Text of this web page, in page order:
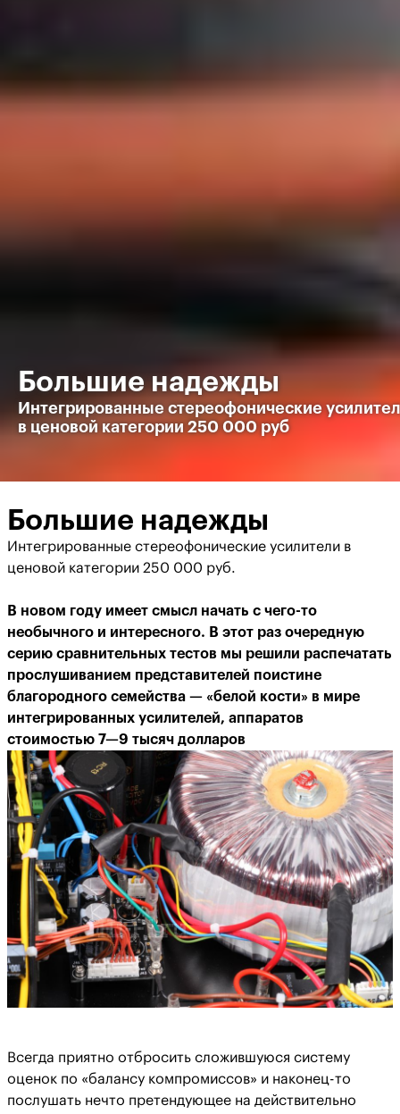
Большие надежды
Интегрированные стереофонические
в ценовой категории 250 000 руб
Большие надежды
Интегрированные стереофонические усилители в
ценовой категории 250 000 руб.
В новом году имеет смысл начать с чего-то
необычного и интересного. В этот раз очередную
серию сравнительных тестов мы решили распечатать
прослушиванием представителей поистине
благородного семейства — «белой кости» в мире
интегрированных усилителей, аппаратов
стоимостью 7—9 тысяч долларов
Всегда приятно отбросить сложившуюся систему
оценок по «балансу компромиссов» и наконец-то
послушать нечто претендующее на действительно